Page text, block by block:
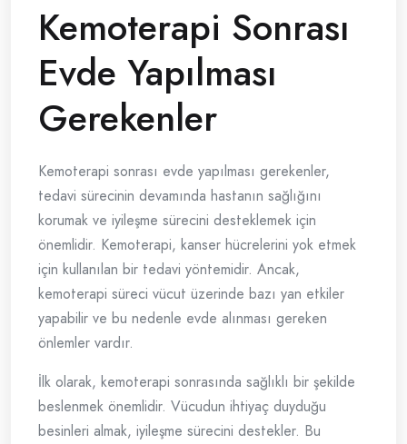
Kemoterapi Sonrası
Evde Yapılması
Gerekenler
Kemoterapi sonrası evde yapılması gerekenler,
tedavi sürecinin devamında hastanın sağlığını
korumak ve iyileşme sürecini desteklemek için
önemlidir. Kemoterapi, kanser hücrelerini yok etmek
için kullanılan bir tedavi yöntemidir. Ancak,
kemoterapi süreci vücut üzerinde bazı yan etkiler
yapabilir ve bu nedenle evde alınması gereken
önlemler vardır.
İlk olarak, kemoterapi sonrasında sağlıklı bir şekilde
beslenmek önemlidir. Vücudun ihtiyaç duyduğu
besinleri almak, iyileşme sürecini destekler. Bu